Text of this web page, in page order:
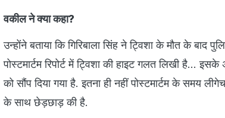
वकील ने क्या कहा?
उन्होंने बताया कि गिरिबाला सिंह ने ट्विशा के मौत के बाद
पोस्टमार्टम रिपोर्ट में ट्विशा की हाइट गलत लिखी है...
को सौंप दिया गया है. इतना ही नहीं पोस्टमार्टम के समय
के साथ छेड़छाड़ की है.